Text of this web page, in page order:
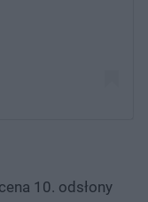
10. odsłony